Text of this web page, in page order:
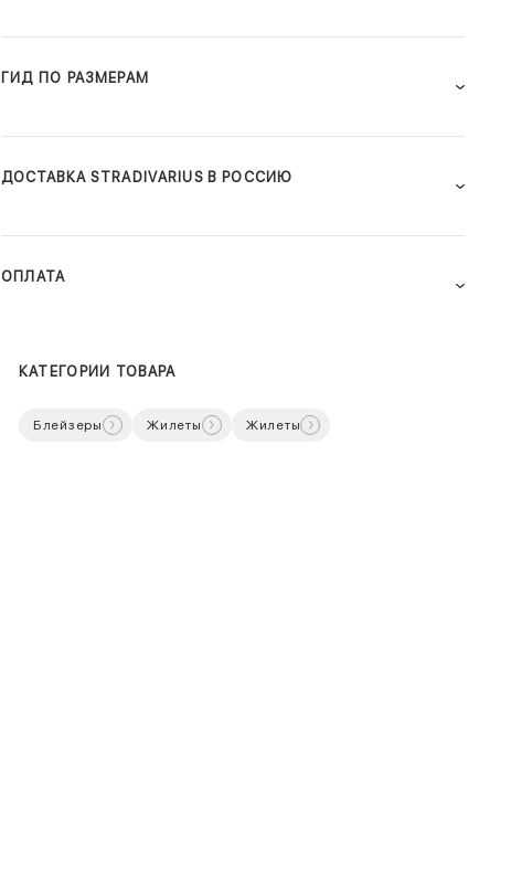
ГИД ПО РАЗМЕРАМ
ДОСТАВКА STRADIVARIUS В РОССИЮ
ОПЛАТА
КАТЕГОРИИ ТОВАРА
Блейзеры Жилеты Жилеты